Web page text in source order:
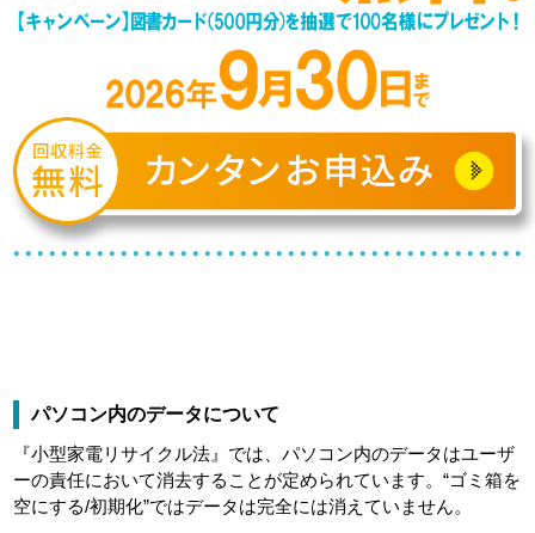
パソコン内のデータについて
『小型家電リサイクル法』では、パソコン内のデータはユーザ
ーの責任において消去することが定められています。“ゴミ箱を
空にする/初期化”ではデータは完全には消えていません。